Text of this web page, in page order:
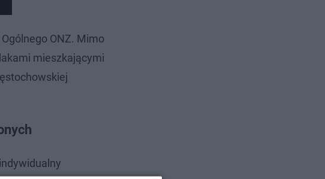
ONZ. Mimo
mieszkającymi